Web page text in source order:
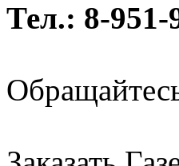
Тел.: 8-951-